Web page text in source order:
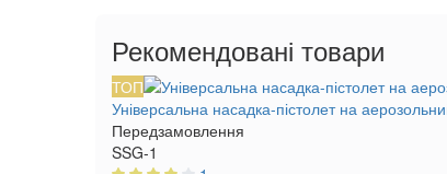
Рекомендовані товари
ТОП
Універсальна насадка-пістолет на
Передзамовлення
SSG-1